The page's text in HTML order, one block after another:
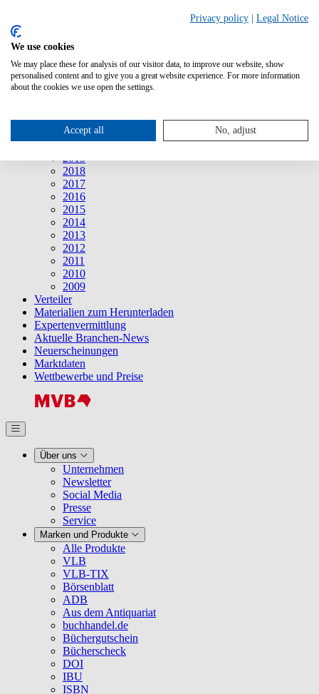
Mitteilungen
2026
2025
2024
2022
2021
2020
2019
2018
2017
2016
2015
2014
2013
2012
2011
2010
2009
Verteiler
Materialien zum Herunterladen
Expertenvermittlung
Aktuelle Branchen-News
Neuerscheinungen
Marktdaten
Wettbewerbe und Preise
Über uns
Unternehmen
Newsletter
Social Media
Presse
Service
Marken und Produkte
Alle Produkte
VLB
VLB-TIX
Börsenblatt
ADB
Aus dem Antiquariat
buchhandel.de
Büchergutschein
Bücherscheck
DOI
IBU
ISBN
Privacy policy Legal Notice
We use cookies
We may place these for analysis of our visitor data, to improve our website, show
personalised content and to give you a great website experience. For more information
about the cookies we use open the settings.
Accept all No, adjust